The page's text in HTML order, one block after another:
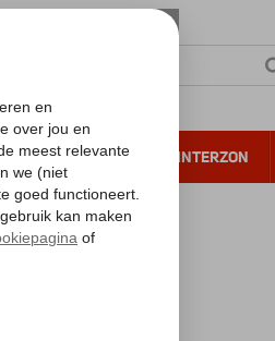
ALL INCLUSIVE WINTERZON